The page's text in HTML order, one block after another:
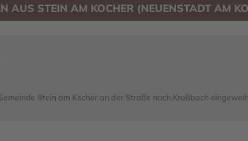
AUS STEIN AM KOCHER (NEUENSTADT AM
Stein am Kocher an der Straße nach Kreßbach